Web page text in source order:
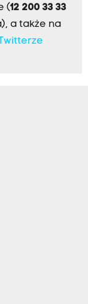
(12 200 33 33
a także na
Twitterze